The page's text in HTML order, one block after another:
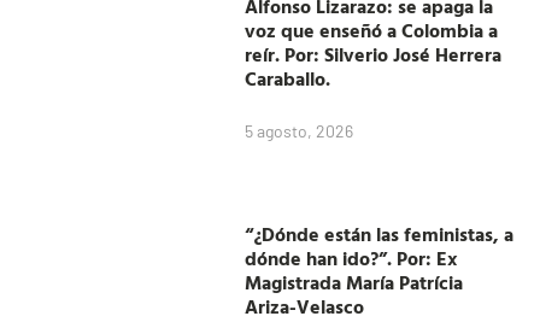
Alfonso Lizarazo: se apaga la
voz que enseñó a Colombia a
reír. Por: Silverio José Herrera
Caraballo.
5 agosto, 2026
“¿Dónde están las feministas, a
dónde han ido?”. Por: Ex
Magistrada María Patrícia
Ariza-Velasco